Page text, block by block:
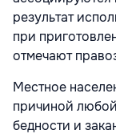
результат
при
отмечают
Местное
причиной
бедности и